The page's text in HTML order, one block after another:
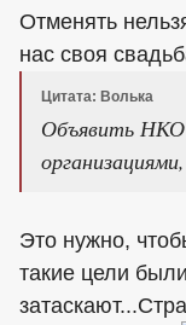
Отменять
нас своя
Цитата: Волька
Объявить НКО
Это нужно,
такие цели